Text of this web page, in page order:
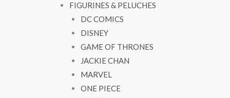
FIGURINES & PELUCHES
DC COMICS
DISNEY
GAME OF THRONES
JACKIE CHAN
MARVEL
ONE PIECE